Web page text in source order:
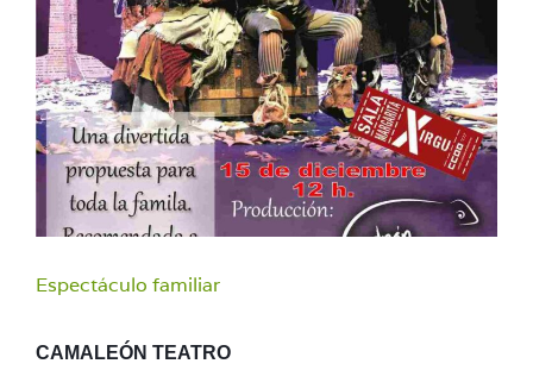
Espectáculo familiar
CAMALEÓN TEATRO